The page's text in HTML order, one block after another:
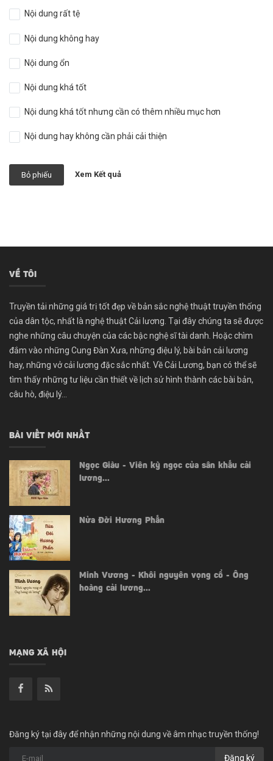
Nội dung rất tệ
Nội dung không hay
Nội dung ổn
Nội dung khá tốt
Nội dung khá tốt nhưng cần có thêm nhiều mục hơn
Nội dung hay không cần phải cải thiện
Bỏ phiếu Xem Kết quả
VỀ TÔI
Truyền tải những giá trị tốt đẹp về bản sắc nghệ thuật truyền thống
của dân tộc, nhất là nghệ thuật Cải lương. Tại đây chúng ta sẽ được
nghe những câu chuyện của các bậc nghệ sĩ tài danh. Hoặc chìm
đắm vào những Cung Đàn Xưa, những điệu lý, bài bản cải lương
hay, những vở cải lương đặc sắc nhất. Về Cải Lương, bạn có thể sẽ
tìm thấy những tư liệu cần thiết về lịch sử hình thành các bài bản,
câu hò, điệu lý...
BÀI VIẾT MỚI NHẤT
Ngọc Giàu - Viên kỳ ngọc của sân khấu cải
lương...
Nửa Đời Hương Phấn
Minh Vương - Khôi nguyên vọng cổ - Ông
hoàng cải lương...
MẠNG XÃ HỘI
Đăng ký tại đây để nhận những nội dung về âm nhạc truyền thống!
Đăng ký